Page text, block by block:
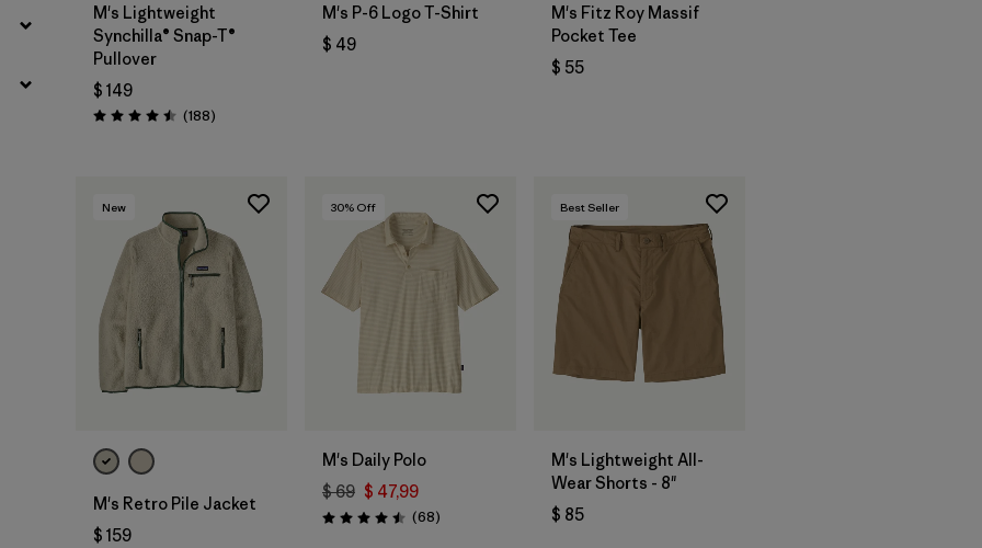
M's Lightweight
Synchilla® Snap-T®
Pullover
$ 149
Valoración: 4.5 / 5
(188Comentarios
)
M's P-6 Logo T-Shirt
$ 49
M's Fitz Roy Massif
Pocket Tee
$ 55
New
M's Retro Pile Jacket
$ 159
30% Off
M's Daily Polo
$ 69 $ 47,99
Valoración: 4.5 / 5
(68Comentarios
)
Best Seller
M's Lightweight All-
Wear Shorts - 8"
$ 85